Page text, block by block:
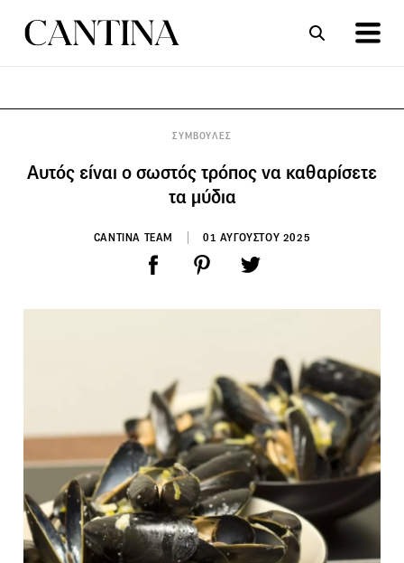
ΣΥΜΒΟΥΛΕΣ
Αυτός είναι ο σωστός τρόπος να καθαρίσετε
τα μύδια
CANTINA TEAM 01 ΑΥΓΟΥΣΤΟΥ 2025